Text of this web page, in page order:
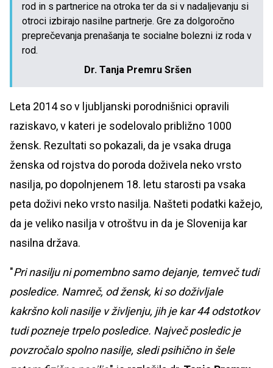
rod in s partnerice na otroka ter da si v nadaljevanju si
otroci izbirajo nasilne partnerje. Gre za dolgoročno
preprečevanja prenašanja te socialne bolezni iz roda v
rod.
Dr. Tanja Premru Sršen
Leta 2014 so v ljubljanski porodnišnici opravili
raziskavo, v kateri je sodelovalo približno 1000
žensk. Rezultati so pokazali, da je vsaka druga
ženska od rojstva do poroda doživela neko vrsto
nasilja, po dopolnjenem 18. letu starosti pa vsaka
peta doživi neko vrsto nasilja. Našteti podatki kažejo,
da je veliko nasilja v otroštvu in da je Slovenija kar
nasilna država.
"Pri nasilju ni pomembno samo dejanje, temveč tudi
posledice. Namreč, od žensk, ki so doživljale
kakršno koli nasilje v življenju, jih je kar 44 odstotkov
tudi pozneje trpelo posledice. Največ posledic je
povzročalo spolno nasilje, sledi psihično in šele